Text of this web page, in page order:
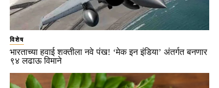
विशेष
भारताच्या हवाई शक्तीला नवे पंख! ‘मेक इन इंडिया’ अंतर्गत बनणार
९४ लढाऊ विमाने